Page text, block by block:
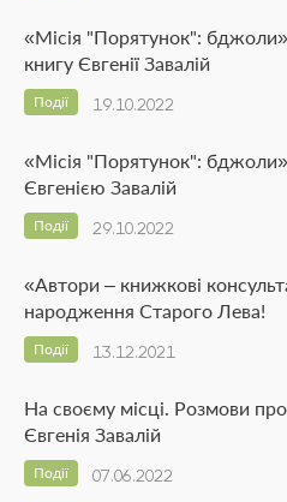
«Місія "Порятунок":
книгу Євгенії Завалій
19.10.2022
Події
«Місія "Порятунок":
Євгенією Завалій
29.10.2022
Події
«Автори – книжкові
народження Старого Лева!
13.12.2021
Події
На своєму місці. Розмови
Євгенія Завалій
07.06.2022
Події